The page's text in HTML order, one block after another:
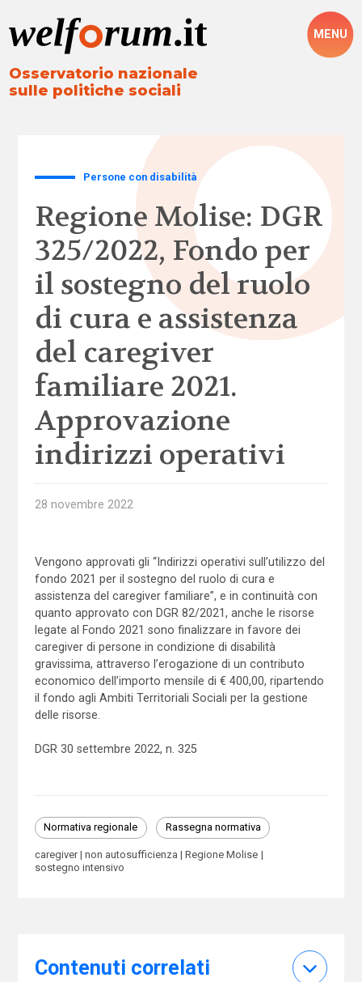
Osservatorio nazionale
sulle politiche sociali
MENU
Persone con disabilità
Regione Molise: DGR
325/2022, Fondo per
il sostegno del ruolo
di cura e assistenza
del caregiver
familiare 2021.
Approvazione
indirizzi operativi
28 novembre 2022
Vengono approvati gli “Indirizzi operativi sull’utilizzo del
fondo 2021 per il sostegno del ruolo di cura e
assistenza del caregiver familiare”, e in continuità con
quanto approvato con DGR 82/2021, anche le risorse
legate al Fondo 2021 sono finalizzare in favore dei
caregiver di persone in condizione di disabilità
gravissima, attraverso l’erogazione di un contributo
economico dell’importo mensile di € 400,00, ripartendo
il fondo agli Ambiti Territoriali Sociali per la gestione
delle risorse.
DGR 30 settembre 2022, n. 325
Normativa regionale Rassegna normativa
caregiver non autosufficienza
Regione Molise
sostegno intensivo
Contenuti correlati